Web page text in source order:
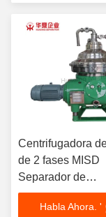
Centrifugadora
de 2 fases MISD
Separador de
autolimpieza
Habla Ahora. '